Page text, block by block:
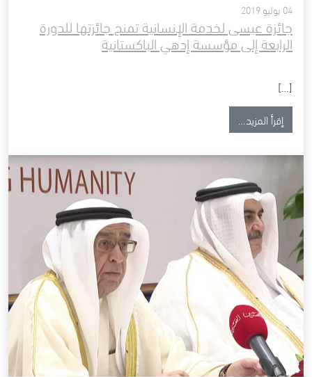
04 يوليو 2019
جائزة عيسى لخدمة الإنسانية تمنح جائزتها للدورة
الرابعة إلى مؤسسة إدهي الباكستانية
[…]
إقرأ المزيد…from جائزة عيسى لخدمة الإنسانية تمنح جائزتها للدورة الرابعة إلى مؤسسة إدهي الباكستانية